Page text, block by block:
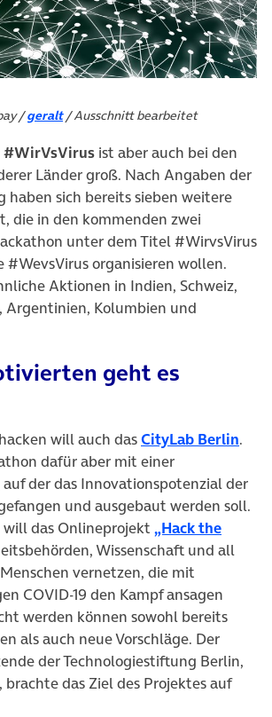
/geralt/ Ausschnitt bearbeitet
#WirVsVirus ist aber auch bei den
Länder groß. Nach Angaben der
haben sich bereits sieben weitere
die in den kommenden zwei
unter dem Titel #WirvsVirus
#WevsVirus organisieren wollen.
Aktionen in Indien, Schweiz,
Argentinien, Kolumbien und
geht es
will auch dasCityLab Berlin.
dafür aber mit einer
auf der das Innovationspotenzial der
und ausgebaut werden soll.
das Onlineprojekt „Hack the
Tab)
Wissenschaft und all
vernetzen, die mit
COVID-19 den Kampf ansagen
werden können sowohl bereits
als auch neue Vorschläge. Der
der Technologiestiftung Berlin,
in neuem Tab)
, brachte das Ziel des Projektes auf